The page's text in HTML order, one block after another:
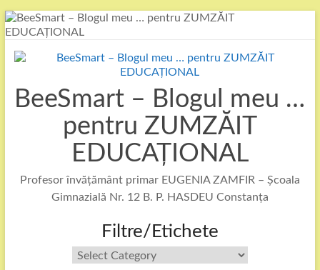
Skip
to
BeeSmart – Blogul meu …
pentru ZUMZĂIT
EDUCAȚIONAL
Profesor învățământ primar EUGENIA ZAMFIR – Școala
Gimnazială Nr. 12 B. P. HASDEU Constanța
Filtre/Etichete
Filtre/Etichete